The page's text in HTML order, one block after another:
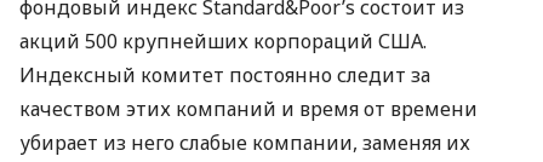
фондовый индекс Standard&Poor’s состоит из
акций 500 крупнейших корпораций США.
Индексный комитет постоянно следит за
качеством этих компаний и время от времени
убирает из него слабые компании, заменяя их